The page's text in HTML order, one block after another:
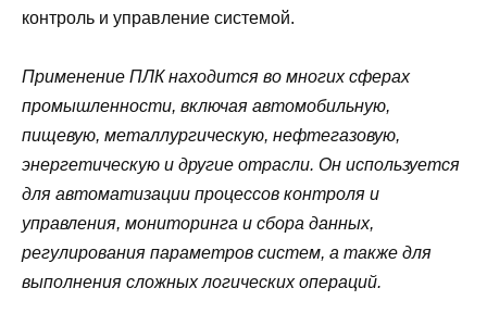
контроль и управление системой.
Применение ПЛК находится во многих сферах
промышленности, включая автомобильную,
пищевую, металлургическую, нефтегазовую,
энергетическую и другие отрасли. Он используется
для автоматизации процессов контроля и
управления, мониторинга и сбора данных,
регулирования параметров систем, а также для
выполнения сложных логических операций.